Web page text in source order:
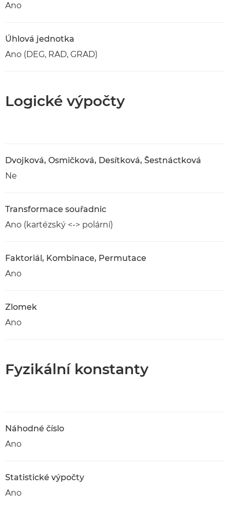
Ano
Úhlová jednotka
Ano (DEG, RAD, GRAD)
Logické výpočty
Dvojková, Osmičková, Desítková, Šestnáctková
Ne
Transformace souřadnic
Ano (kartézský <-> polární)
Faktoriál, Kombinace, Permutace
Ano
Zlomek
Ano
Fyzikální konstanty
Náhodné číslo
Ano
Statistické výpočty
Ano